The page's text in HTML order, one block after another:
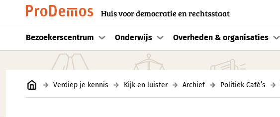
Huis voor democratie en rechtsstaat
Bezoekerscentrum Onderwijs Overheden & organisaties
Verdiep je kennis Kijk en luister Archief Politiek Café’s